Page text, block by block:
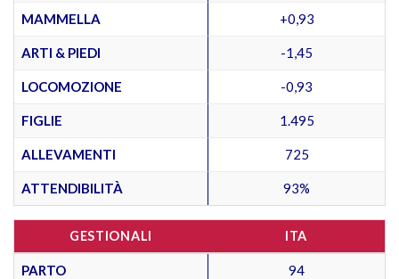
MAMMELLA +0,93
ARTI & PIEDI -1,45
LOCOMOZIONE -0,93
FIGLIE 1.495
ALLEVAMENTI 725
ATTENDIBILITÀ 93%
GESTIONALI ITA
PARTO 94